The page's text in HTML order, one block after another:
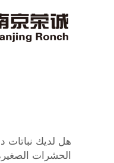
هل لديك نباتات
الحشرات